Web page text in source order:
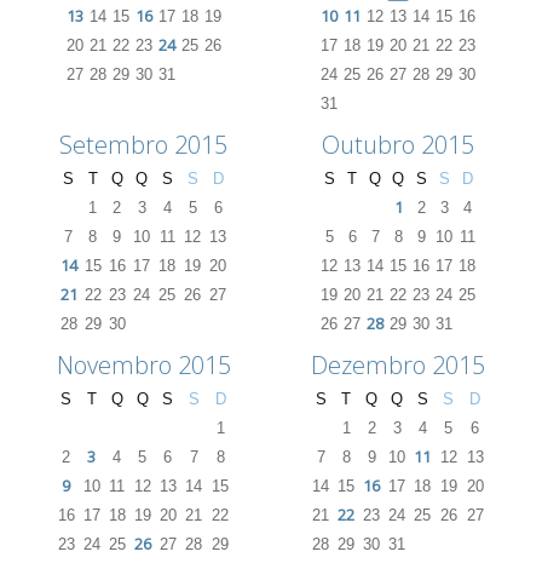
13 14 15 16 17 18 19
20 21 22 23 24 25 26
27 28 29 30 31
10 11 12 13 14 15 16
17 18 19 20 21 22 23
24 25 26 27 28 29 30
31
Setembro 2015
S T Q Q S S
D
1
2 3 4 5
6
7
8 9 10 11 12 13
14 15 16 17 18 19 20
21 22 23 24 25 26 27
28 29 30
Outubro 2015
S T Q Q S S D
1 2 3
4
5
6 7 8 9 10 11
12 13 14 15 16 17 18
19 20 21 22 23 24 25
26 27 28 29 30 31
Novembro 2015
S T Q Q S S
D
1
2
3 4 5 6 7 8
9 10 11 12 13 14 15
16 17 18 19 20 21 22
23 24 25 26 27 28 29
Dezembro 2015
S T Q Q S S
D
1
2 3 4 5
6
7
8 9 10 11 12
13
14 15 16 17 18 19 20
21 22 23 24 25 26 27
28 29 30 31